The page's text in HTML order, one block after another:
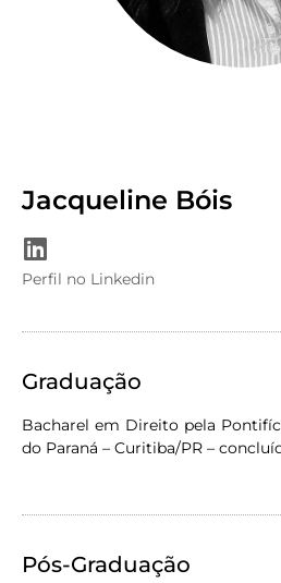
Jacqueline Bóis
Perfil no Linkedin
Graduação
Bacharel em Direito pela
do Paraná – Curitiba/PR –
Pós-Graduação